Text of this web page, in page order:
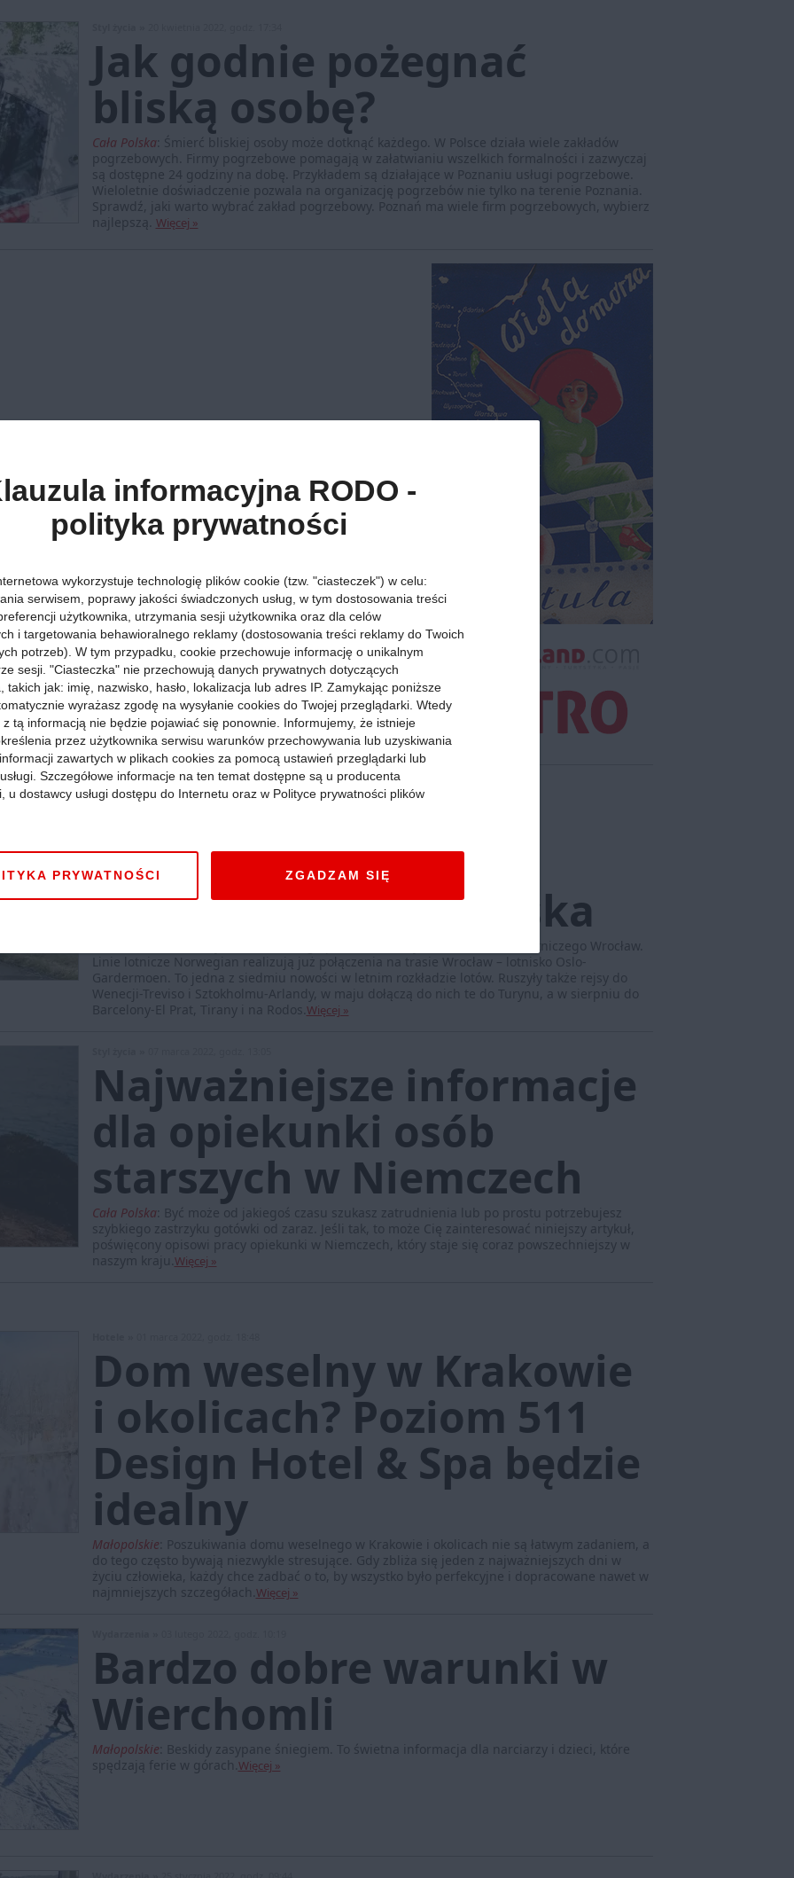
Jak godnie pożegnać
bliską osobę?
Cała Polska Śmierć bliskiej osoby może dotknąć każdego. W Polsce działa wiele zakładów
pogrzebowych. Firmy pogrzebowe pomagają w załatwianiu wszelkich formalności i zazwyczaj
są dostępne 24 godziny na dobę. Przykładem są działające w Poznaniu usługi pogrzebowe.
Wieloletnie doświadczenie pozwala na organizację pogrzebów nie tylko na terenie Poznania.
Sprawdź, jaki warto wybrać zakład pogrzebowy. Poznań ma wiele firm pogrzebowych, wybierz
najlepszą. Więcej »
Wydarzenia »13 kwietnia 2022, godz. 07:56
Nowy przewoźnik
wystartował z
wrocławskiego lotniska
Pierwszy samolot nowego przewoźnika wystartował z Portu Lotniczego Wrocław.
Linie lotnicze Norwegian realizują już połączenia na trasie Wrocław – lotnisko Oslo-
Gardermoen. To jedna z siedmiu nowości w letnim rozkładzie lotów. Ruszyły także rejsy do
Wenecji-Treviso i Sztokholmu-Arlandy, w maju dołączą do nich te do Turynu, a w sierpniu do
Barcelony-El Prat, Tirany i na Rodos. Więcej »
Najważniejsze informacje
dla opiekunki osób
starszych w Niemczech
Cała Polska Być może od jakiegoś czasu szukasz zatrudnienia lub po prostu potrzebujesz
szybkiego zastrzyku gotówki od zaraz. Jeśli tak, to może Cię zainteresować niniejszy artykuł,
poświęcony opisowi pracy opiekunki w Niemczech, który staje się coraz powszechniejszy w
naszym kraju. Więcej »
Dom weselny w Krakowie
i okolicach? Poziom 511
Design Hotel & Spa będzie
idealny
Małopolskie Poszukiwania domu weselnego w Krakowie i okolicach nie są łatwym zadaniem, a
do tego często bywają niezwykle stresujące. Gdy zbliża się jeden z najważniejszych dni w
życiu człowieka, każdy chce zadbać o to, by wszystko było perfekcyjne i dopracowane nawet w
najmniejszych szczegółach. Więcej »
Bardzo dobre warunki w
Wierchomli
Małopolskie Beskidy zasypane śniegiem. To świetna informacja dla narciarzy i dzieci, które
spędzają ferie w górach. Więcej »
informacyjna RODO -
polityka prywatności
wykorzystuje technologię plików cookie (tzw. "ciasteczek") w celu:
serwisem, poprawy jakości świadczonych usług, w tym dostosowania treści
użytkownika, utrzymania sesji użytkownika oraz dla celów
i targetowania behawioralnego reklamy (dostosowania treści reklamy do Twoich
potrzeb). W tym przypadku, cookie przechowuje informację o unikalnym
sesji. "Ciasteczka" nie przechowują danych prywatnych dotyczących
takich jak: imię, nazwisko, hasło, lokalizacja lub adres IP. Zamykając poniższe
wyrażasz zgodę na wysyłanie cookies do Twojej przeglądarki. Wtedy
tą informacją nie będzie pojawiać się ponownie. Informujemy, że istnieje
przez użytkownika serwisu warunków przechowywania lub uzyskiwania
zawartych w plikach cookies za pomocą ustawień przeglądarki lub
Szczegółowe informacje na ten temat dostępne są u producenta
u dostawcy usługi dostępu do Internetu oraz w Polityce prywatności plików
PRYWATNOŚCI ZGADZAM SIĘ